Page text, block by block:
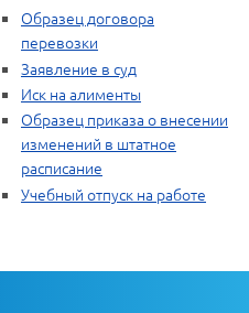
Образец договора
перевозки
Заявление в суд
Иск на алименты
Образец приказа о внесении
изменений в штатное
расписание
Учебный отпуск на работе